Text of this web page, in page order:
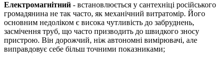
Електромагнітний - встановлюється у сантехніці російського
громадянина не так часто, як механічний витратомір. Його
основним недоліком є висока чутливість до забруднень,
засмічення труб, що часто призводить до швидкого зносу
пристрою. Він дорожчий, ніж автономні вимірювачі, але
виправдовує себе більш точними показниками;